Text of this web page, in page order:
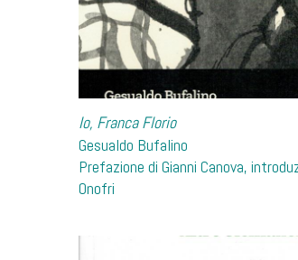
Io, Franca Florio
Gesualdo Bufalino
Prefazione di Gianni Canova,
Onofri